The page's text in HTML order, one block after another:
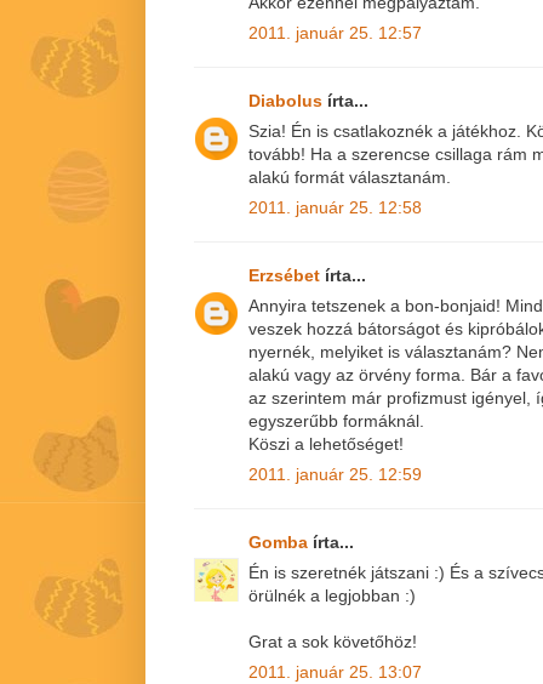
2011. január 25. 12:57
Diabolus írta...
Szia! Én is csatlakoznék a játékhoz.
tovább! Ha a szerencse csillaga rám
alakú formát választanám.
2011. január 25. 12:58
Erzsébet írta...
Annyira tetszenek a bon-bonjaid!
veszek hozzá bátorságot és
nyernék, melyiket is választanám?
alakú vagy az örvény forma. Bár a
az szerintem már profizmust igényel,
egyszerűbb formáknál.
Köszi a lehetőséget!
2011. január 25. 12:59
Gomba írta...
Én is szeretnék játszani :) És a
örülnék a legjobban :)
Grat a sok követőhöz!
2011. január 25. 13:07